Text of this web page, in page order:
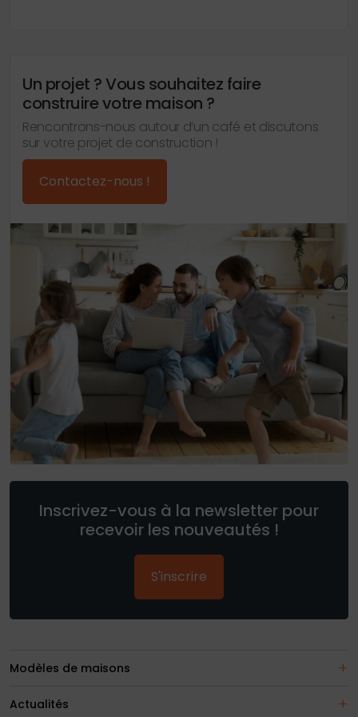
Un projet ? Vous souhaitez faire
construire votre maison ?
Rencontrons-nous autour d’un café et discutons
sur votre projet de construction !
Contactez-nous !
Inscrivez-vous à la newsletter pour
recevoir les nouveautés !
S'inscrire
Modèles de maisons
Actualités